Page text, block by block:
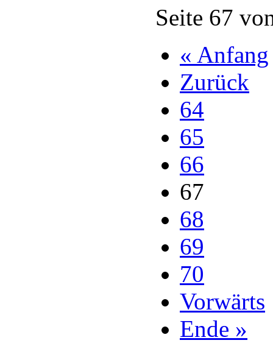
Seite 67
« Anfang
Zurück
64
65
66
67
68
69
70
Vorwärts
Ende »